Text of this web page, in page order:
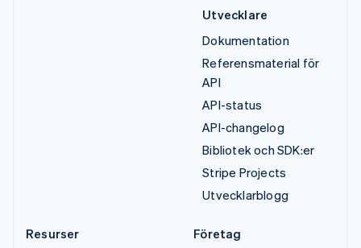
Utvecklare
Dokumentation
Referensmaterial för
API
API-status
API-changelog
Bibliotek och SDK:er
Stripe Projects
Utvecklarblogg
Resurser
Företag